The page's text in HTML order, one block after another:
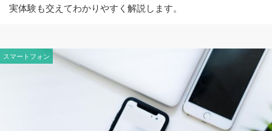
実体験も交えてわかりやすく解説します。
スマートフォン